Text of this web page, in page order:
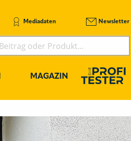
Mediadaten Newsletter
MAGAZIN